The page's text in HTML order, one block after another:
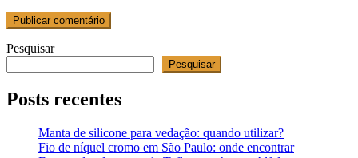
Pesquisar
Pesquisar
Posts recentes
Manta de silicone para vedação: quando utilizar?
Fio de níquel cromo em São Paulo: onde encontrar